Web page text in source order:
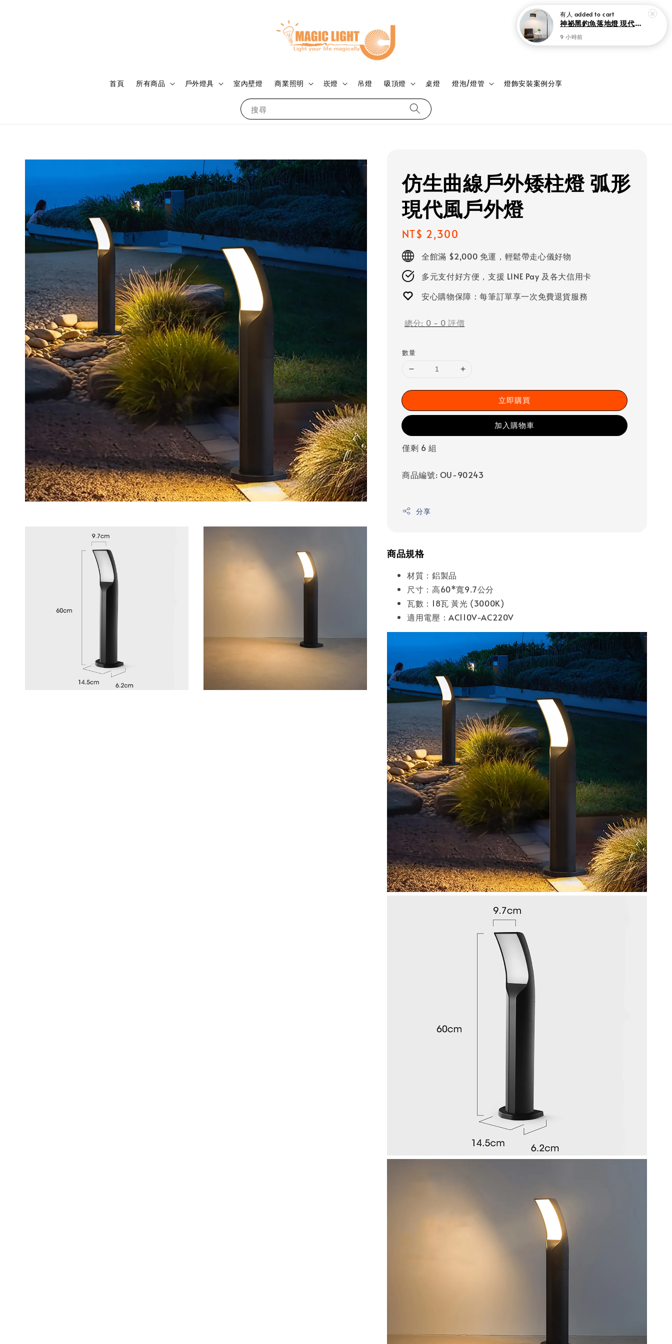
搜尋
首頁 所有商品 戶外燈具 室內壁燈 商業照明 崁燈 吊燈 吸頂燈 桌燈 燈泡/燈管 燈飾安裝案例分享
登入
仿生曲線戶外矮柱燈 弧形
現代風戶外燈
Regular
price
NT$ 2,300
全館滿 $2,000 免運，輕鬆帶走心儀好物
多元支付好方便，支援 LINE Pay 及各大信用卡
安心購物保障：每筆訂單享一次免費退貨服務
總分: 0 - 0 評價
數量
立即購買
加入購物車
僅剩 6 組
商品編號: OU-90243
分享
商品規格
材質：鋁製品
尺寸：高60*寬9.7公分
瓦數：18瓦 黃光 (3000K)
適用電壓：AC110V-AC220V